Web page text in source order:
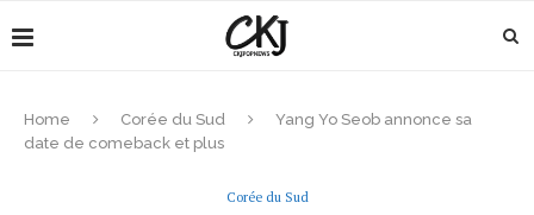
Home Corée du Sud
Yang Yo Seob annonce sa
date de comeback et plus
Corée du Sud